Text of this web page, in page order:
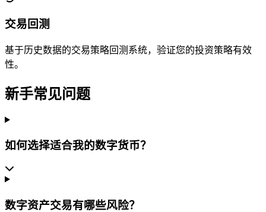
交易回测
基于历史数据的交易策略回测系统，验证您的投资策略有效
性。
新手常见问题
如何选择适合我的数字货币？
数字资产交易有哪些风险？